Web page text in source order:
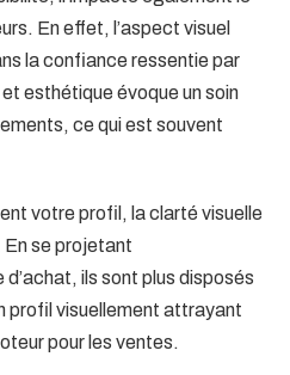
En effet, l’aspect visuel
la confiance ressentie par
esthétique évoque un soin
ce qui est souvent
votre profil, la clarté visuelle
se projetant
ils sont plus disposés
profil visuellement attrayant
pour les ventes.